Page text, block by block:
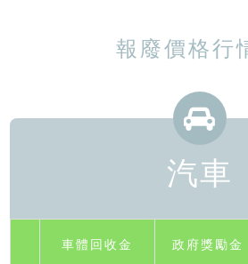
報廢價格行
汽車
車體回收金 政府獎勵金